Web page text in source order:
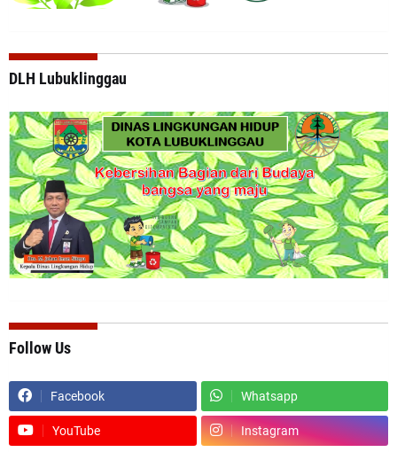
DLH Lubuklinggau
Follow Us
Facebook Whatsapp
YouTube Instagram